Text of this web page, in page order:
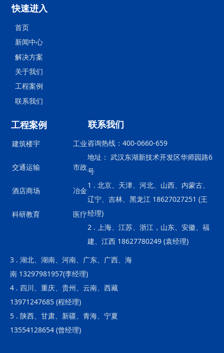
联系我们
咨询热线：400-0660-659
地址： 武汉东湖新技术开发区华师园路6
号
1 . 北京、天津、河北、山西、内蒙古、
辽宁、吉林、黑龙江 18627027251 (王
经理)
2 . 上海、江苏、浙江，山东、安徽、福
建、江西 18627780249 (袁经理)
建筑楼宇
交通运输
酒店商场
科研教育
工业
市政
冶金
医疗
工程案例
3 . 湖北、湖南、河南、广东、广西、海
南 13297981957(李经理)
4 . 四川、重庆、贵州、云南、西藏
13971247685 (程经理)
5 . 陕西、甘肃、新疆、青海、宁夏
13554128654 (曾经理)
首页
新闻中心
解决方案
关于我们
工程案例
联系我们
快速进入